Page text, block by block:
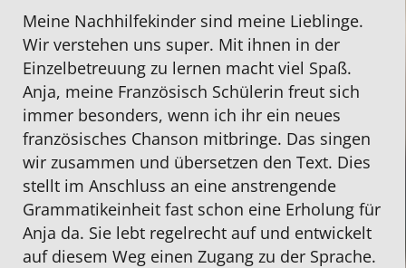
Meine Nachhilfekinder sind meine Lieblinge.
Wir verstehen uns super. Mit ihnen in der
Einzelbetreuung zu lernen macht viel Spaß.
Anja, meine Französisch Schülerin freut sich
immer besonders, wenn ich ihr ein neues
französisches Chanson mitbringe. Das singen
wir zusammen und übersetzen den Text. Dies
stellt im Anschluss an eine anstrengende
Grammatikeinheit fast schon eine Erholung für
Anja da. Sie lebt regelrecht auf und entwickelt
auf diesem Weg einen Zugang zu der Sprache.